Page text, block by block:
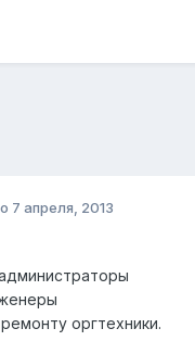
7 апреля, 2013
оргтехники.